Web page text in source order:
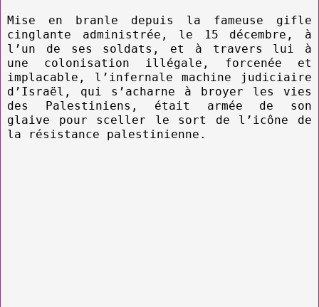
Mise en branle depuis la fameuse gifle
cinglante administrée, le 15 décembre, à
l’un de ses soldats, et à travers lui à
une colonisation illégale, forcenée et
implacable, l’infernale machine judiciaire
d’Israël, qui s’acharne à broyer les vies
des Palestiniens, était armée de son
glaive pour sceller le sort de l’icône de
la résistance palestinienne.